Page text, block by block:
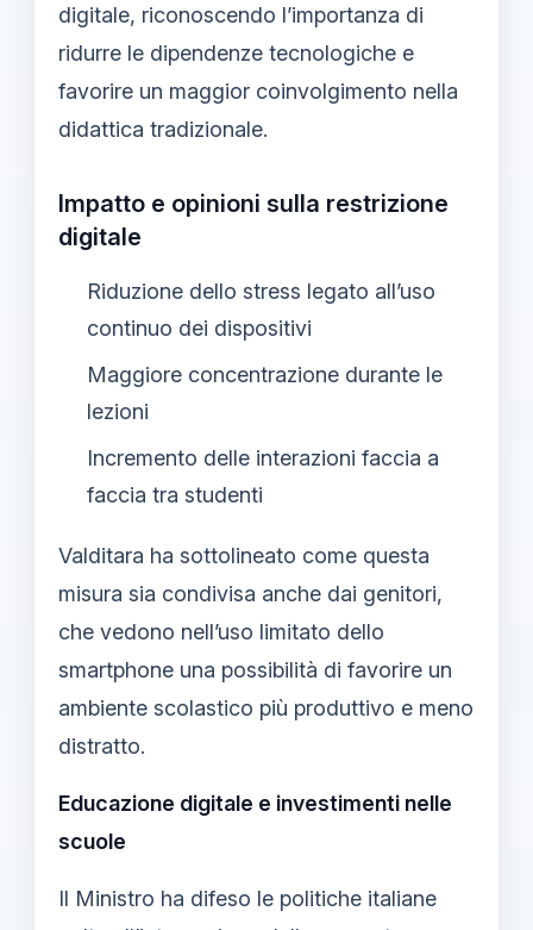
digitale, riconoscendo l’importanza di
ridurre le dipendenze tecnologiche e
favorire un maggior coinvolgimento nella
didattica tradizionale.
Impatto e opinioni sulla restrizione
digitale
Riduzione dello stress legato all’uso
continuo dei dispositivi
Maggiore concentrazione durante le
lezioni
Incremento delle interazioni faccia a
faccia tra studenti
Valditara ha sottolineato come questa
misura sia condivisa anche dai genitori,
che vedono nell’uso limitato dello
smartphone una possibilità di favorire un
ambiente scolastico più produttivo e meno
distratto.
Educazione digitale e investimenti nelle
scuole
Il Ministro ha difeso le politiche italiane